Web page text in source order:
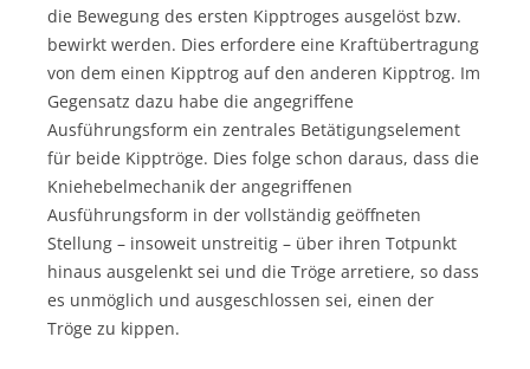
die Bewegung des ersten Kipptroges ausgelöst bzw.
bewirkt werden. Dies erfordere eine Kraftübertragung
von dem einen Kipptrog auf den anderen Kipptrog. Im
Gegensatz dazu habe die angegriffene
Ausführungsform ein zentrales Betätigungselement
für beide Kipptröge. Dies folge schon daraus, dass die
Kniehebelmechanik der angegriffenen
Ausführungsform in der vollständig geöffneten
Stellung – insoweit unstreitig – über ihren Totpunkt
hinaus ausgelenkt sei und die Tröge arretiere, so dass
es unmöglich und ausgeschlossen sei, einen der
Tröge zu kippen.